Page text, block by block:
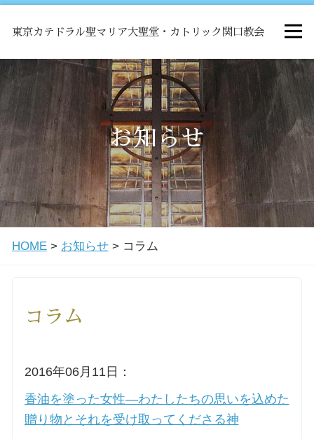
東京カテドラル聖マリア大聖堂・カトリック関口教会
HOME
ミサ
お知らせ
関口教会について
教会学校・中高生会
講座のご案内
小池神父の講座
お知らせ
HOME> お知らせ> コラム
コラム
2016年06月11日：
香油を塗った女性―わたしたちの思いを込めた
贈り物とそれを受け取ってくださる神